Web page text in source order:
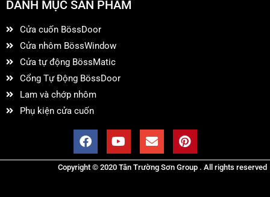
DANH MỤC SẢN PHẨM
Cửa cuốn BössDoor
Cửa nhôm BössWindow
Cửa tự động BössMatic
Cổng Tự Động BössDoor
Lam và chớp nhôm
Phụ kiện cửa cuốn
Copyright © 2020 Tân Trường Sơn Group . All rights reserved